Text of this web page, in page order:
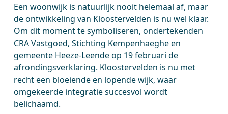
Een woonwijk is natuurlijk nooit helemaal af, maar
de ontwikkeling van Kloostervelden is nu wel klaar.
Om dit moment te symboliseren, ondertekenden
CRA Vastgoed, Stichting Kempenhaeghe en
gemeente Heeze-Leende op 19 februari de
afrondingsverklaring. Kloostervelden is nu met
recht een bloeiende en lopende wijk, waar
omgekeerde integratie succesvol wordt
belichaamd.